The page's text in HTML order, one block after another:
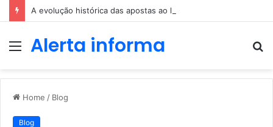
A evolução histórica das apostas ao longo dos séculos
MenuAlerta informa
Home / Blog
Blog